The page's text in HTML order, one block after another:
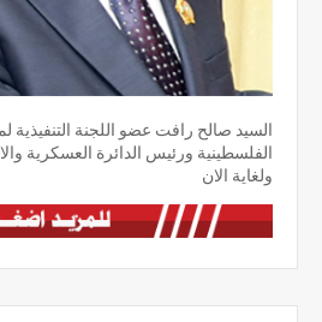
السيد صالح رافت عضو اللجنة التنفيذية
ولغاية الان